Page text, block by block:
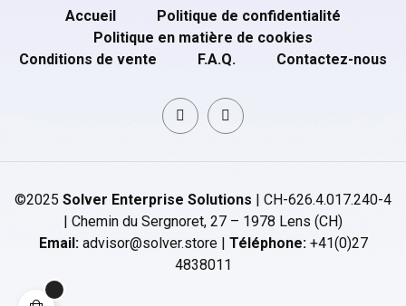
Accueil
Politique de confidentialité
Politique en matière de cookies
Conditions de vente
F.A.Q. Contactez-nous
©2025 Solver Enterprise Solutions | CH-626.4.017.240-4
| Chemin du Sergnoret, 27 – 1978 Lens (CH)
Email:advisor@solver.store | Téléphone:+41(0)27
4838011